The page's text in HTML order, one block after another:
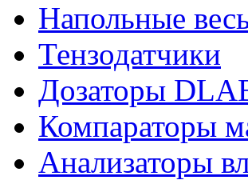
Напольные
Тензодатчики
Дозаторы
Компараторы
Анализаторы